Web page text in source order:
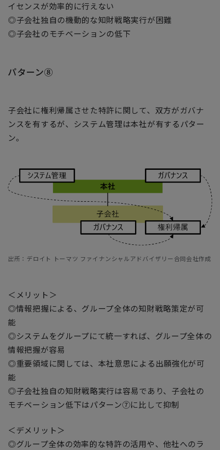
イセンスが効率的に行えない
◎子会社独自の機動的な知財戦略実行が困難
◎子会社のモチベーションの低下
パターン⑧
子会社に権利帰属させた特許に関して、双方がガバナ
ンスを有するが、システム管理は本社が有するパター
ン。
出所：デロイト トーマツ ファイナンシャルアドバイザリー合同会社作成
＜メリット＞
◎情報把握による、グループ全体の知財戦略策定が可
能
◎システムをグループにて統一すれば、グループ全体の
情報把握が容易
◎重要領域に関しては、本社意思による出願強化が可
能
◎子会社独自の知財戦略実行は容易であり、子会社の
モチベーション低下はパターン⑦に比して抑制
＜デメリット＞
◎グループ全体の効率的な特許の活用や、他社へのラ